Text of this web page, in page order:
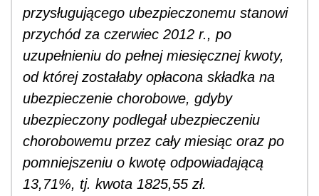
przysługującego ubezpieczonemu stanowi
przychód za czerwiec 2012 r., po
uzupełnieniu do pełnej miesięcznej kwoty,
od której zostałaby opłacona składka na
ubezpieczenie chorobowe, gdyby
ubezpieczony podlegał ubezpieczeniu
chorobowemu przez cały miesiąc oraz po
pomniejszeniu o kwotę odpowiadającą
13,71%, tj. kwota 1825,55 zł.